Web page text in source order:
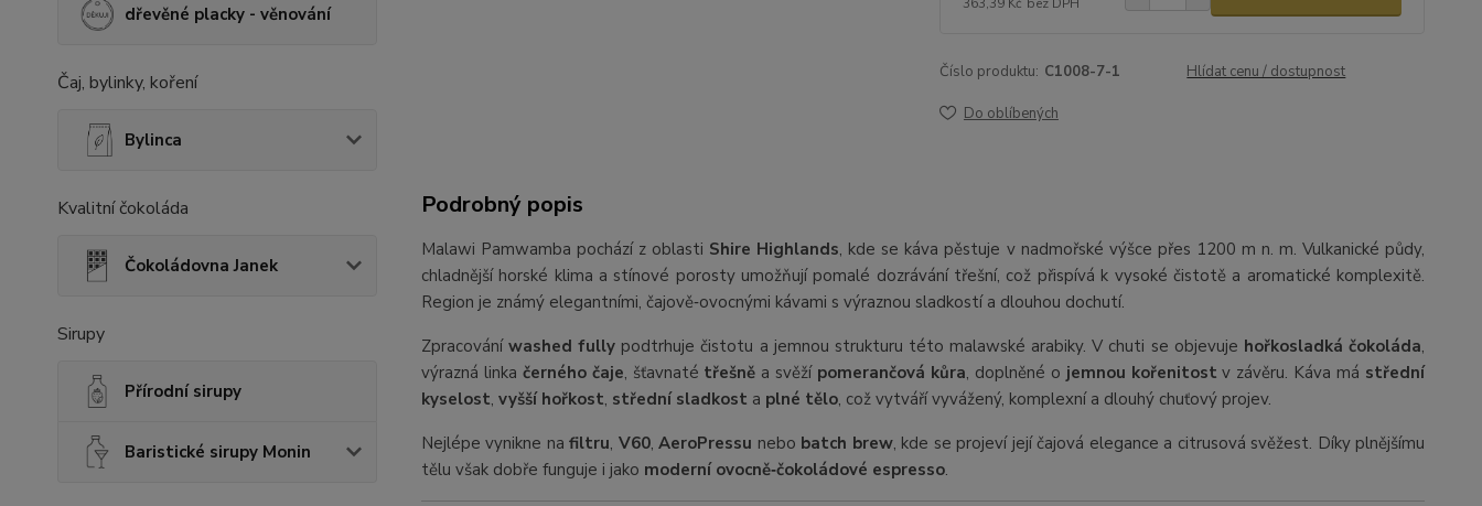
dřevěné placky - věnování
Čaj, bylinky, koření
Bylinca
Kvalitní čokoláda
Čokoládovna Janek
Sirupy
Přírodní sirupy
Baristické sirupy Monin
Číslo produktu: C1008-7-1 Hlídat cenu / dostupnost
Do oblíbených
Podrobný popis
Malawi Pamwamba pochází z oblasti Shire Highlands, kde se káva pěstuje v nadmořské výšce přes 1200 m n. m. Vulkanické půdy,
chladnější horské klima a stínové porosty umožňují pomalé dozrávání třešní, což přispívá k vysoké čistotě a aromatické komplexitě.
Region je známý elegantními, čajově‑ovocnými kávami s výraznou sladkostí a dlouhou dochutí.
Zpracováníwashed fully podtrhuje čistotu a jemnou strukturu této malawské arabiky. V chuti se objevuje hořkosladká čokoláda,
výrazná linka černého čaje, šťavnaté třešně a svěží pomerančová kůra, doplněné o jemnou kořenitost v závěru. Káva má střední
kyselost, vyšší hořkost, střední sladkost a plné tělo, což vytváří vyvážený, komplexní a dlouhý chuťový projev.
Nejlépe vynikne nafiltru, V60,AeroPressu nebo batch brew, kde se projeví její čajová elegance a citrusová svěžest. Díky plnějšímu
tělu však dobře funguje i jako moderní ovocně‑čokoládové espresso.